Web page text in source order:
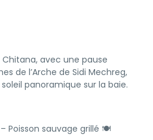
avec une pause
de l’Arche de Sidi Mechreg,
panoramique sur la baie.
Poisson sauvage grillé 🍽